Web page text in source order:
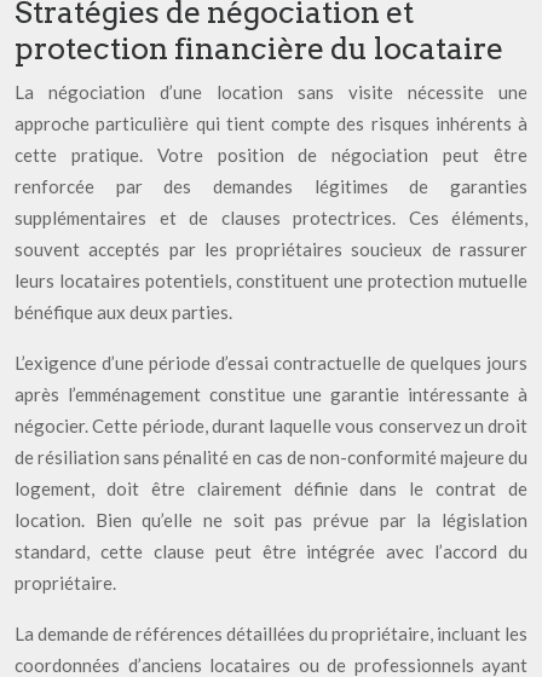
Stratégies de négociation et
protection financière du locataire
La négociation d’une location sans visite nécessite une
approche particulière qui tient compte des risques inhérents à
cette pratique. Votre position de négociation peut être
renforcée par des demandes légitimes de garanties
supplémentaires et de clauses protectrices. Ces éléments,
souvent acceptés par les propriétaires soucieux de rassurer
leurs locataires potentiels, constituent une protection mutuelle
bénéfique aux deux parties.
L’exigence d’une période d’essai contractuelle de quelques jours
après l’emménagement constitue une garantie intéressante à
négocier. Cette période, durant laquelle vous conservez un droit
de résiliation sans pénalité en cas de non-conformité majeure du
logement, doit être clairement définie dans le contrat de
location. Bien qu’elle ne soit pas prévue par la législation
standard, cette clause peut être intégrée avec l’accord du
propriétaire.
La demande de références détaillées du propriétaire, incluant les
coordonnées d’anciens locataires ou de professionnels ayant